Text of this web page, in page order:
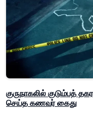
குருநாகலில் குடும்பத்
செய்த கணவர் கைது